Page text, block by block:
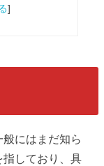
]
にはまだ知ら
しており、具